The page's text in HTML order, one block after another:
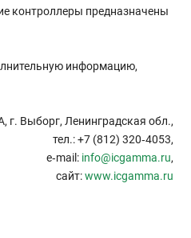
контроллеры предназначены
информацию,
Выборг, Ленинградская обл.,
тел.: +7 (812) 320‑4053,
e‑mail: info@icgamma.ru,
сайт:www.icgamma.ru